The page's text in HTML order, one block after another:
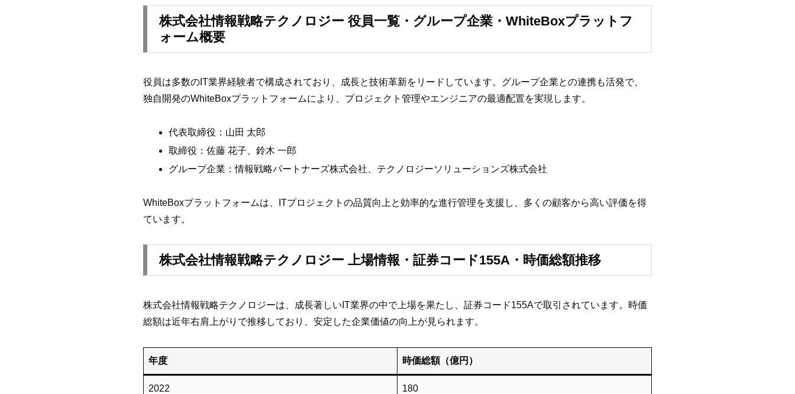
株式会社情報戦略テクノロジー 役員一覧・グループ企業・WhiteBoxプラットフ
ォーム概要
役員は多数のIT業界経験者で構成されており、成長と技術革新をリードしています。グループ企業との連携も活発で、
独自開発のWhiteBoxプラットフォームにより、プロジェクト管理やエンジニアの最適配置を実現します。
代表取締役：山田 太郎
取締役：佐藤 花子、鈴木 一郎
グループ企業：情報戦略パートナーズ株式会社、テクノロジーソリューションズ株式会社
WhiteBoxプラットフォームは、ITプロジェクトの品質向上と効率的な進行管理を支援し、多くの顧客から高い評価を得
ています。
株式会社情報戦略テクノロジー 上場情報・証券コード155A・時価総額推移
株式会社情報戦略テクノロジーは、成長著しいIT業界の中で上場を果たし、証券コード155Aで取引されています。時価
総額は近年右肩上がりで推移しており、安定した企業価値の向上が見られます。
年度 時価総額（億円）
2022 180